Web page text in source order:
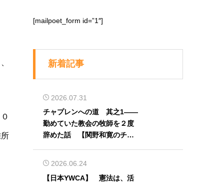
[mailpoet_form id=”1″]
新着記事
2026.07.31
チャプレンへの道 其之1――
勤めていた教会の牧師を２度
辞めた話 【関野和寛のチャ
2026.06.24
【日本YWCA】 憲法は、活